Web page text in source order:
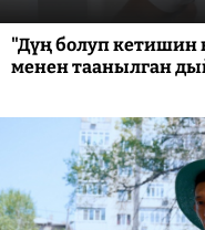
"Дүң болуп кетишин
менен таанылган